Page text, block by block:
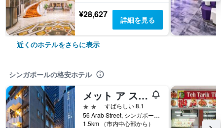
¥28,627 詳細を見る
近くのホテルをさらに表示
シンガポールの格安ホテル
メット ア スペース ポッド アット アラブ ストリート
2つ星
すばらしい 8.1
56 Arab Street, シンガポール, シンガポール
1.5km （市内中心部から）